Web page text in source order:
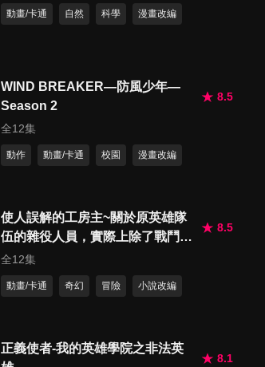
23分鐘
第21集 勇者的矜持
動畫/卡通 自然 科學 漫畫改編
WIND BREAKER—防風少年—
Season 2
8.5
全12集
動作 動畫/卡通 校園 漫畫改編
使人誤解的工房主~關於原英雄隊
伍的雜役人員，實際上除了戰鬥能
力外全是SSS的故事~
8.5
全12集
動畫/卡通 奇幻 冒險 小說改編
正義使者-我的英雄學院之非法英
8.1